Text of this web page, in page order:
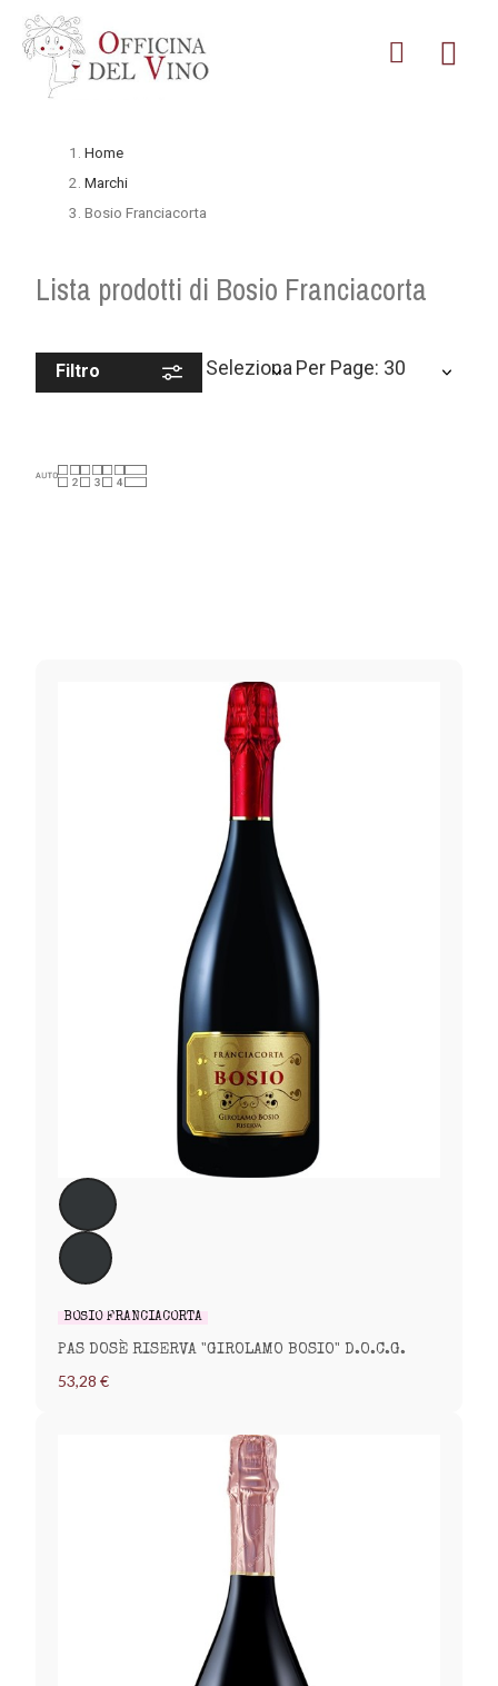
Home
Marchi
Bosio Franciacorta
Lista prodotti di Bosio Franciacorta
Filtro Seleziona Per Page: 30
BOSIO FRANCIACORTA
PAS DOSÈ RISERVA "GIROLAMO BOSIO" D.O.C.G.
53,28 €